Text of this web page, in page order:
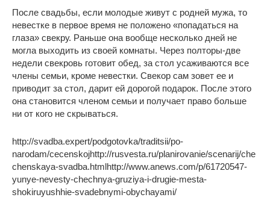
После свадьбы, если молодые живут с родней мужа, то
невестке в первое время не положено «попадаться на
глаза» свекру. Раньше она вообще несколько дней не
могла выходить из своей комнаты. Через полторы-две
недели свекровь готовит обед, за стол усаживаются все
члены семьи, кроме невестки. Свекор сам зовет ее и
приводит за стол, дарит ей дорогой подарок. После этого
она становится членом семьи и получает право больше
ни от кого не скрываться.
http://svadba.expert/podgotovka/traditsii/po-
narodam/cecenskojhttp://rusvesta.ru/planirovanie/scenarij/che
chenskaya-svadba.htmlhttp://www.anews.com/p/61720547-
yunye-nevesty-chechnya-gruziya-i-drugie-mesta-
shokiruyushhie-svadebnymi-obychayami/